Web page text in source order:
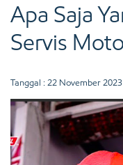
Apa Saja
Servis
Tanggal : 22 November 2023